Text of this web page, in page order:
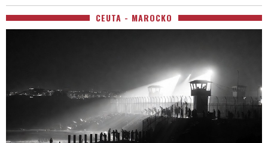
CEUTA - MAROCKO